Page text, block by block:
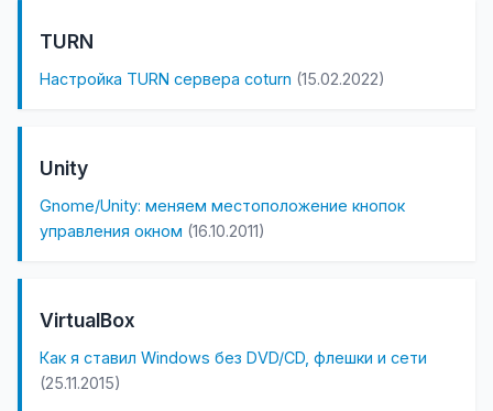
TURN
Настройка TURN сервера coturn (15.02.2022)
Unity
Gnome/Unity: меняем местоположение кнопок
управления окном (16.10.2011)
VirtualBox
Как я ставил Windows без DVD/CD, флешки и сети
(25.11.2015)